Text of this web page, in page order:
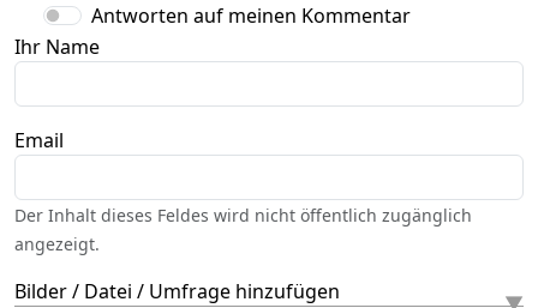
Antworten auf meinen Kommentar
Ihr Name
Email
Der Inhalt dieses Feldes wird nicht öffentlich zugänglich
angezeigt.
Bilder / Datei / Umfrage hinzufügen